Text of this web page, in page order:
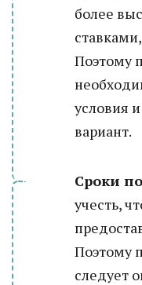
более
Поэтому
условия
вариант.
Сроки
учесть,
Поэтому
следует